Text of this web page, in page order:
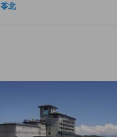
苓北